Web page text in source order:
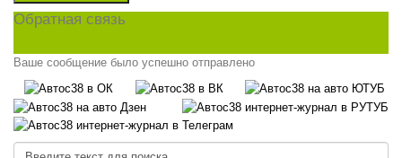
Обратная связь
Ваше сообщение было успешно отправлено